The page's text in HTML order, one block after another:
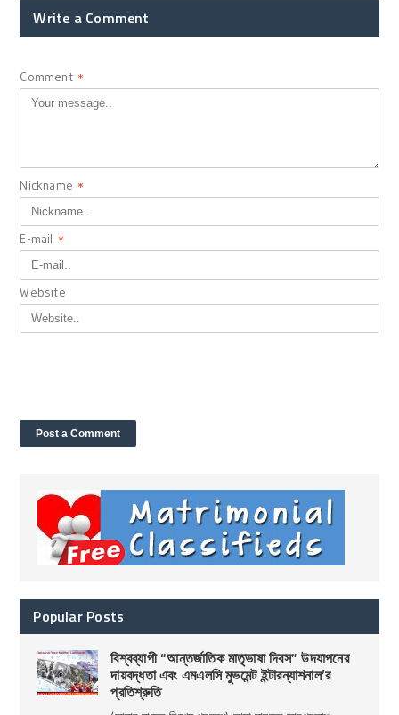
Write a Comment
Comment *
Nickname *
E-mail *
Website
Popular Posts
বিশ্বব্যাপী “আন্তর্জাতিক মাতৃভাষা দিবস” উদযাপনের
দায়বদ্ধতা এবং এমএলসি মুভমেন্ট ইন্টারন্যাশনাল’র
প্রতিশ্রুতি